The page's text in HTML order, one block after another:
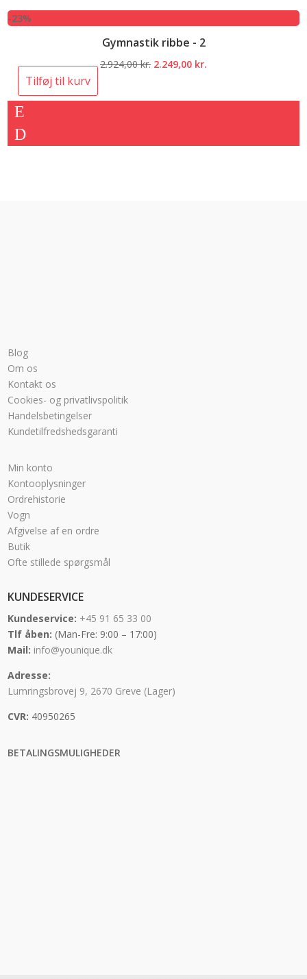
-23%
Gymnastik ribbe - 2
2.924,00kr. Den
2.249,00 kr.
Tilføj til kurv
Blog
Om os
Kontakt os
Cookies- og privatlivspolitik
Handelsbetingelser
Kundetilfredshedsgaranti
Min konto
Kontooplysninger
Ordrehistorie
Vogn
Afgivelse af en ordre
Butik
Ofte stillede spørgsmål
KUNDESERVICE
Kundeservice: +45 91 65 33 00
Tlf åben: (Man-Fre: 9:00 – 17:00)
Mail: info@younique.dk
Adresse:
Lumringsbrovej 9, 2670 Greve (Lager)
CVR: 40950265
BETALINGSMULIGHEDER